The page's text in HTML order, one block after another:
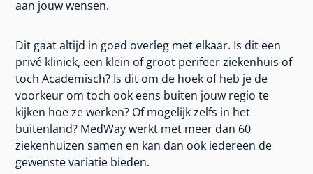
aan jouw wensen.
Dit gaat altijd in goed overleg met elkaar. Is dit een
privé kliniek, een klein of groot perifeer ziekenhuis of
toch Academisch? Is dit om de hoek of heb je de
voorkeur om toch ook eens buiten jouw regio te
kijken hoe ze werken? Of mogelijk zelfs in het
buitenland? MedWay werkt met meer dan 60
ziekenhuizen samen en kan dan ook iedereen de
gewenste variatie bieden.